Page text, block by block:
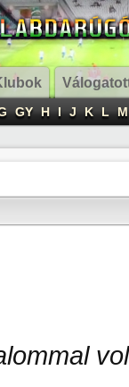
GY H I J K L M